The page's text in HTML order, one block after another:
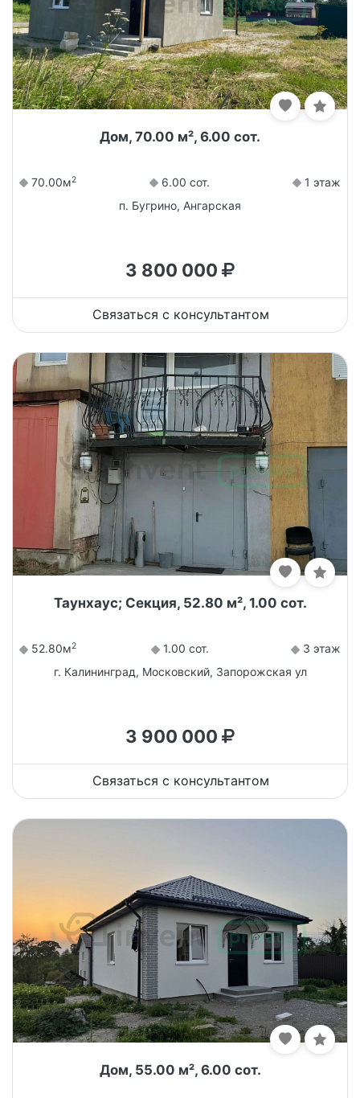
Дом, 70.00 м², 6.00 сот.
70.00м2 6.00 сот.
1 этаж
п. Бугрино, Ангарская
3 800 000
Связаться с консультантом
Таунхаус; Секция, 52.80 м², 1.00 сот.
52.80м2 1.00 сот.
3 этаж
г. Калининград, Московский, Запорожская ул
3 900 000
Связаться с консультантом
Дом, 55.00 м², 6.00 сот.